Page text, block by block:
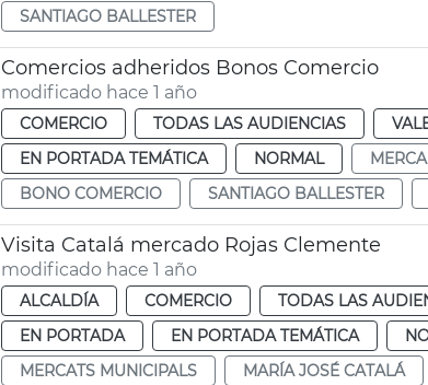
SANTIAGO BALLESTER
Comercios adheridos Bonos Comercio
modificado hace 1 año
COMERCIO TODAS LAS AUDIENCIAS
EN PORTADA TEMÁTICA
NORMAL
BONO COMERCIO
SANTIAGO BALLESTER
Visita Catalá mercado Rojas Clemente
modificado hace 1 año
ALCALDÍA COMERCIO TODAS LAS
EN PORTADA
EN PORTADA TEMÁTICA
MERCATS MUNICIPALS
MARÍA JOSÉ CATALÁ